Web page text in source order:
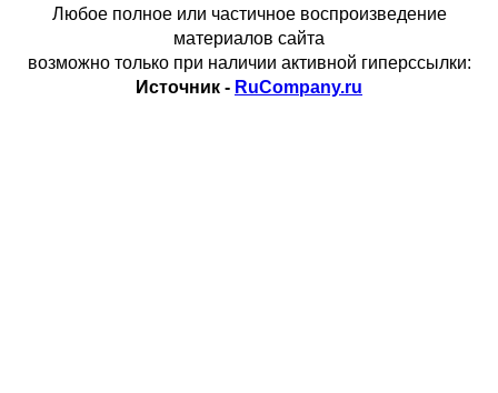
Любое полное или частичное воспроизведение
материалов сайта
возможно только при наличии активной гиперссылки:
Источник - RuCompany.ru